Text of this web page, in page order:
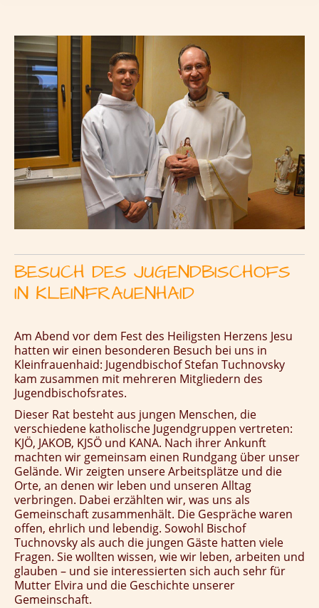
BESUCH DES JUGENDBISCHOFS
IN KLEINFRAUENHAID
Am Abend vor dem Fest des Heiligsten Herzens Jesu
hatten wir einen besonderen Besuch bei uns in
Kleinfrauenhaid: Jugendbischof Stefan Tuchnovsky
kam zusammen mit mehreren Mitgliedern des
Jugendbischofsrates.
Dieser Rat besteht aus jungen Menschen, die
verschiedene katholische Jugendgruppen vertreten:
KJÖ, JAKOB, KJSÖ und KANA. Nach ihrer Ankunft
machten wir gemeinsam einen Rundgang über unser
Gelände. Wir zeigten unsere Arbeitsplätze und die
Orte, an denen wir leben und unseren Alltag
verbringen. Dabei erzählten wir, was uns als
Gemeinschaft zusammenhält. Die Gespräche waren
offen, ehrlich und lebendig. Sowohl Bischof
Tuchnovsky als auch die jungen Gäste hatten viele
Fragen. Sie wollten wissen, wie wir leben, arbeiten und
glauben – und sie interessierten sich auch sehr für
Mutter Elvira und die Geschichte unserer
Gemeinschaft.